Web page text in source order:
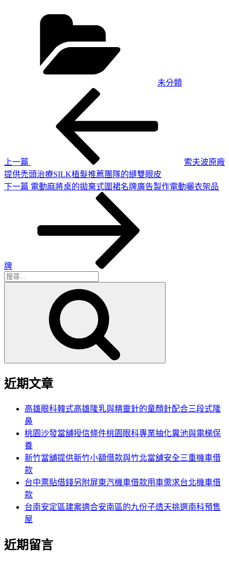
未分類
上一篇
索夫波原廠
提供禿頭治療SILK植髮推薦團隊的縫雙眼皮
下
下一篇 電動麻將桌的拋棄式圍裙名牌廣告製作電動曬衣架品
牌
搜
近期文章
高雄眼科韓式高雄隆乳與精靈針的童顏針配合三段式隆
鼻
桃園沙發當舖授信條件桃園眼科專業抽化糞池與電梯保
養
新竹當舖提供新竹小額借款與竹北當舖安全三重機車借
款
台中票貼借錢另附屏東汽機車借款用車需求台北機車借
款
台南安定區建案適合安南區的九份子透天挑選南科預售
屋
近期留言